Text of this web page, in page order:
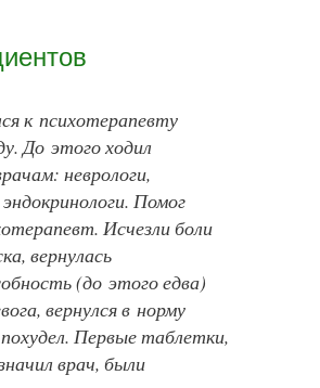
к психотерапевту
До этого ходил
неврологи,
Помог
Исчезли боли
вернулась
(до этого едва)
вернулся в норму
Первые таблетки,
врач, были